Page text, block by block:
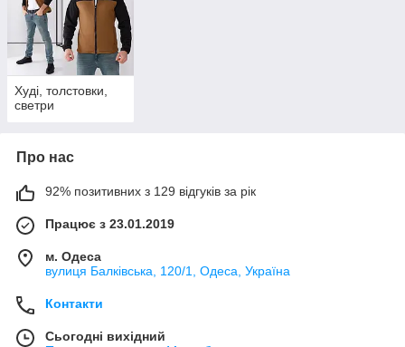
Худі, толстовки,
светри
Про нас
92% позитивних з 129 відгуків за рік
Працює з 23.01.2019
м. Одеса
вулиця Балківська, 120/1, Одеса, Україна
Контакти
Сьогодні вихідний